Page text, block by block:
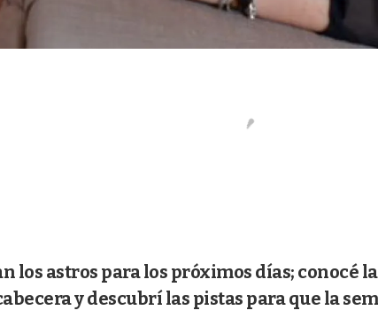
los astros para los próximos días; conocé
y descubrí las pistas para que la